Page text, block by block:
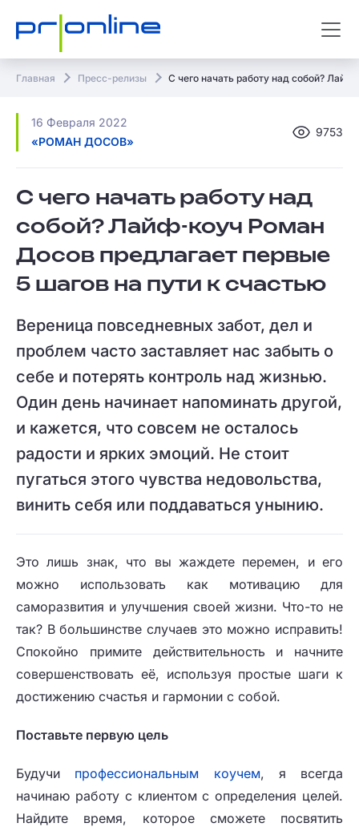
Главная Пресс-релизы С чего начать работу над собой?
16 Февраля 2022
«РОМАН ДОСОВ»
9753
С чего начать работу над
собой? Лайф-коуч Роман
Досов предлагает первые
5 шагов на пути к счастью
Вереница повседневных забот, дел и
проблем часто заставляет нас забыть о
себе и потерять контроль над жизнью.
Один день начинает напоминать другой,
и кажется, что совсем не осталось
радости и ярких эмоций. Не стоит
пугаться этого чувства недовольства,
винить себя или поддаваться унынию.
Это лишь знак, что вы жаждете перемен, и его
можно использовать как мотивацию для
саморазвития и улучшения своей жизни. Что-то не
так? В большинстве случаев это можно исправить!
Спокойно примите действительность и начните
совершенствовать её, используя простые шаги к
достижению счастья и гармонии с собой.
Поставьте первую цель
Будучи профессиональным коучем, я всегда
начинаю работу с клиентом с определения целей.
Найдите время, которое сможете посвятить